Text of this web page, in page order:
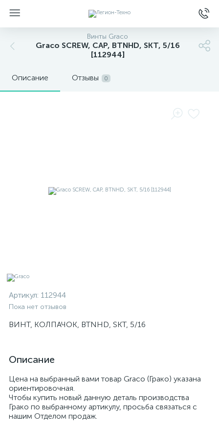
Винты Graco
Graco SCREW, CAP, BTNHD, SKT, 5/16
[112944]
Описание Отзывы 0
Артикул: 112944
Пока нет отзывов
ВИНТ, КОЛПАЧОК, BTNHD, SKT, 5/16
Описание
Цена на выбранный вами товар Graco (Грако) указана
ориентировочная.
Чтобы купить новый данную деталь производства
Грако по выбранному артикулу, просьба связаться с
нашим Отделом продаж.